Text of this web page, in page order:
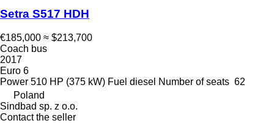
Setra S517 HDH
€185,000 ≈ $213,700
Coach bus
2017
Euro 6
Power 510 HP (375 kW) Fuel diesel Number of seats 62
Poland
Sindbad sp. z o.o.
Contact the seller